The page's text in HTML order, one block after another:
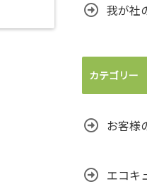
我が社
カテゴリー
お客様
エコキ